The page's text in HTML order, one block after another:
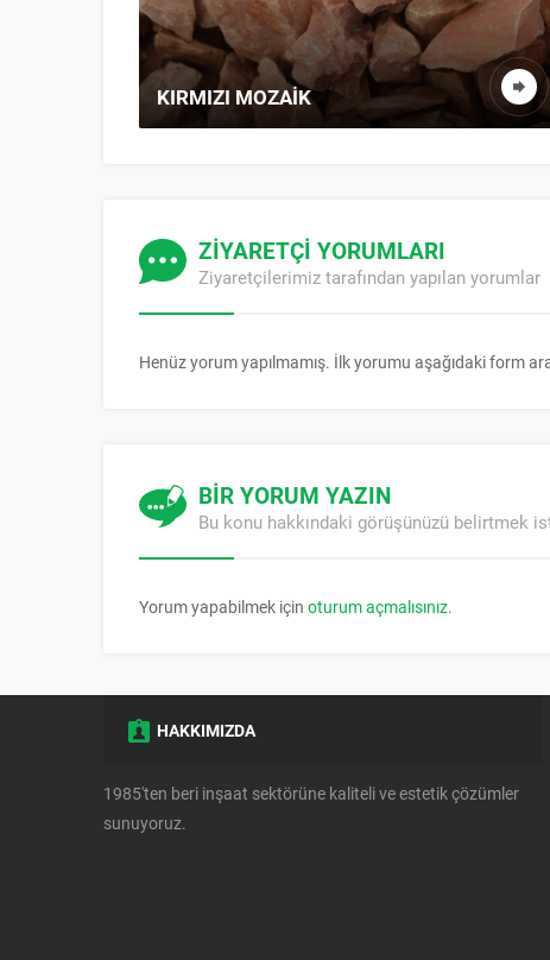
KARE VE KILITLI BETON PARKE
TAŞI (20×20 – 40×40) – İSTANBUL
UYGULAMA
ZİYARETÇİ YORUMLARI
Ziyaretçilerimiz tarafından yapılan yorumlar
Henüz yorum yapılmamış. İlk yorumu aşağıdaki form
BİR YORUM YAZIN
Bu konu hakkındaki görüşünüzü belirtmek
Yorum yapabilmek için oturum açmalısınız.
HAKKIMIZDA
1985'ten beri inşaat sektörüne kaliteli ve estetik çözümler
sunuyoruz.
Müşteri Temsilcisi